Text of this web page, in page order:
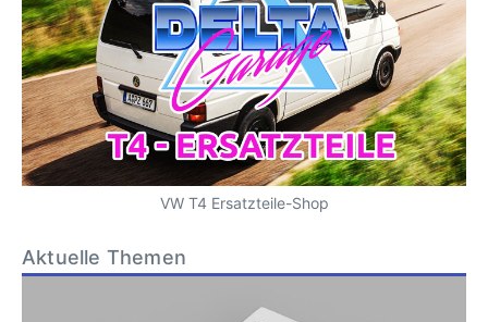
VW T4 Ersatzteile-Shop
Aktuelle Themen